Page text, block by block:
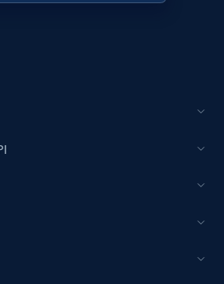
Reviews count, and
global dataset - Collect
Description, Initial